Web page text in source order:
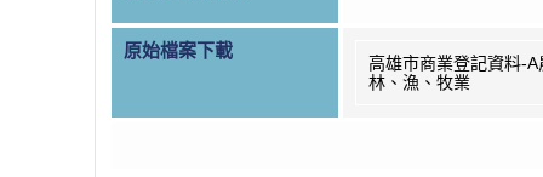
原始檔案下載
高雄市商業登記資料-A
林、漁、牧業